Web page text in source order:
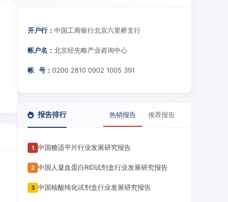
开户行： 中国工商银行北京六里桥支行
帐户名： 北京经先略产业咨询中心
帐 号： 0200 2810 0902 1005 391
报告排行 热销报告 推荐报告
1 中国糖适平片行业发展研究报告
2 中国人凝血蛋白RID试剂盒行业发展研究报告
3 中国核酸纯化试剂盒行业发展研究报告